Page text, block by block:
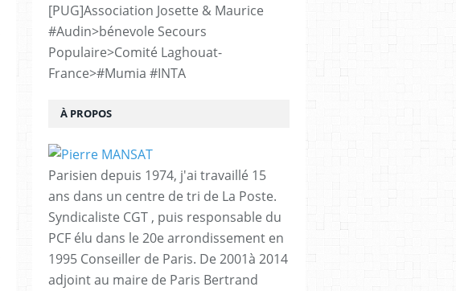
[PUG]Association Josette & Maurice
#Audin>bénevole Secours
Populaire>Comité Laghouat-
France>#Mumia #INTA
À PROPOS
Parisien depuis 1974, j'ai travaillé 15
ans dans un centre de tri de La Poste.
Syndicaliste CGT , puis responsable du
PCF élu dans le 20e arrondissement en
1995 Conseiller de Paris. De 2001à 2014
adjoint au maire de Paris Bertrand